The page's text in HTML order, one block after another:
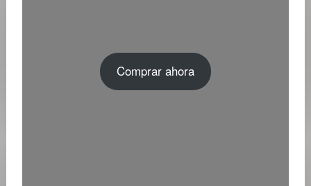
Comprar ahora